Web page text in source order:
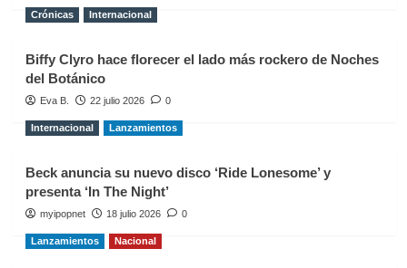
Crónicas Internacional
Biffy Clyro hace florecer el lado más rockero de Noches
del Botánico
Eva B. 22 julio 2026 0
Internacional Lanzamientos
Beck anuncia su nuevo disco ‘Ride Lonesome’ y
presenta ‘In The Night’
myipopnet 18 julio 2026 0
Lanzamientos Nacional